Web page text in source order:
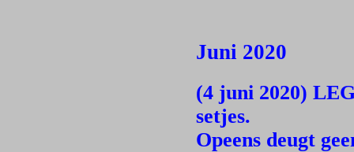
Juni 2020
(4 juni 2020)
setjes.
Opeens deugt